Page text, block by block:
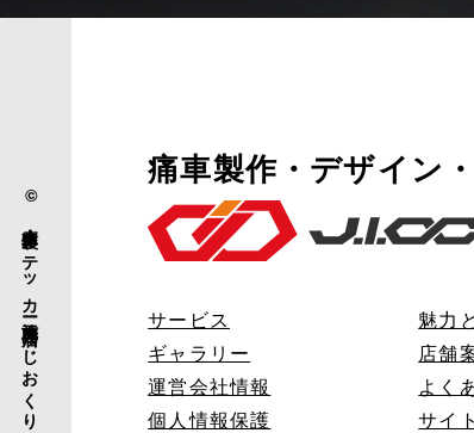
痛車製作・デザイン
サービス 魅力
ギャラリー
店舗
運営会社情報
よく
個人情報保護
サイ
© 痛車製作・ステッカー施工専門店 「じおくりえいと」.